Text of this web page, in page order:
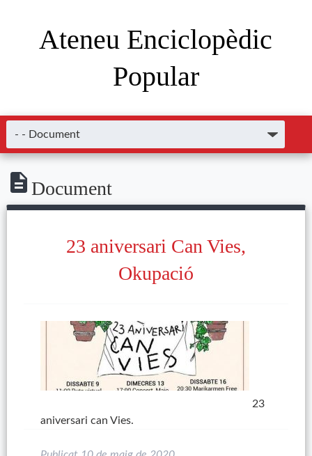
Ateneu Enciclopèdic
Popular
Document
23 aniversari Can Vies,
Okupació
23
aniversari can Vies.